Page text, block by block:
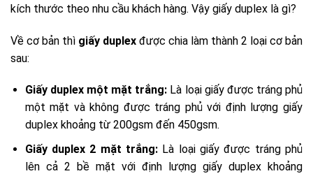
kích thước theo nhu cầu khách hàng. Vậy giấy duplex là gì?
Về cơ bản thì giấy duplex được chia làm thành 2 loại cơ bản
sau:
Giấy duplex một mặt trắng: Là loại giấy được tráng phủ
một mặt và không được tráng phủ với định lượng giấy
duplex khoảng từ 200gsm đến 450gsm.
Giấy duplex 2 mặt trắng: Là loại giấy được tráng phủ
lên cả 2 bề mặt với định lượng giấy duplex khoảng